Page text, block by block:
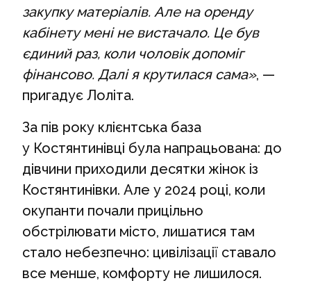
закупку матеріалів. Але на оренду
кабінету мені не вистачало. Це був
єдиний раз, коли чоловік допоміг
фінансово. Далі я крутилася сама», —
пригадує Лоліта.
За пів року клієнтська база
у Костянтинівці була напрацьована: до
дівчини приходили десятки жінок із
Костянтинівки. Але у 2024 році, коли
окупанти почали прицільно
обстрілювати місто, лишатися там
стало небезпечно: цивілізації ставало
все менше, комфорту не лишилося.